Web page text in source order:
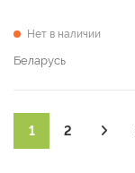
Нет в наличии
Беларусь
1 2